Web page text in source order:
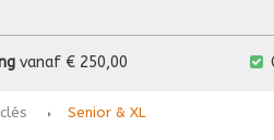
vanaf € 250,00
Senior & XL